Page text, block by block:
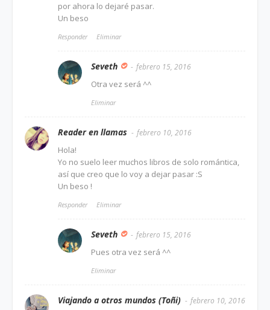
por ahora lo dejaré pasar.
Un beso
Responder Eliminar
Seveth febrero 15, 2016
Otra vez será ^^
Eliminar
Reader en llamas febrero 10, 2016
Hola!
Yo no suelo leer muchos libros de solo romántica,
así que creo que lo voy a dejar pasar :S
Un beso !
Responder Eliminar
Seveth febrero 15, 2016
Pues otra vez será ^^
Eliminar
Viajando a otros mundos (Toñi) febrero 10, 2016